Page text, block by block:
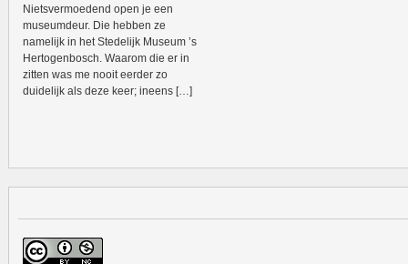
Nietsvermoedend open je een
museumdeur. Die hebben ze
namelijk in het Stedelijk Museum ’s
Hertogenbosch. Waarom die er in
zitten was me nooit eerder zo
duidelijk als deze keer; ineens […]